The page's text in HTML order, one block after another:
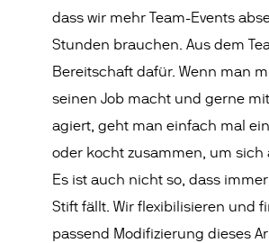
dass wir mehr Team-Events
Stunden brauchen. Aus dem
Bereitschaft dafür. Wenn man
seinen Job macht und gerne
agiert, geht man einfach mal
oder kocht zusammen, um sich
Es ist auch nicht so, dass
Stift fällt. Wir flexibilisieren und
passend Modifizierung dieses